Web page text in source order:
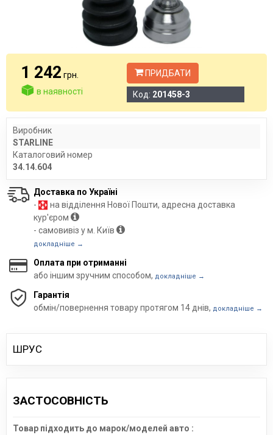
1 242 грн.
в наявності
ПРИДБАТИ
Код: 201458-3
Виробник
STARLINE
Каталоговий номер
34.14.604
Доставка по Україні
-
на відділення Нової Пошти, адресна доставка
кур'єром
- самовивіз у м. Київ
докладніше →
Оплата при отриманні
або іншим зручним способом, докладніше →
Гарантія
обмін/повернення товару протягом 14 днів, докладніше →
ШРУС
ЗАСТОСОВНІСТЬ
Товар підходить до марок/моделей авто :